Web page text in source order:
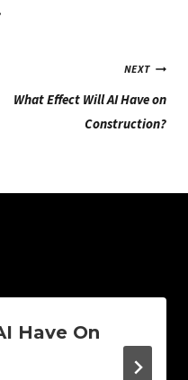
NEXT
What Effect Will AI Have on
Construction?
Have On